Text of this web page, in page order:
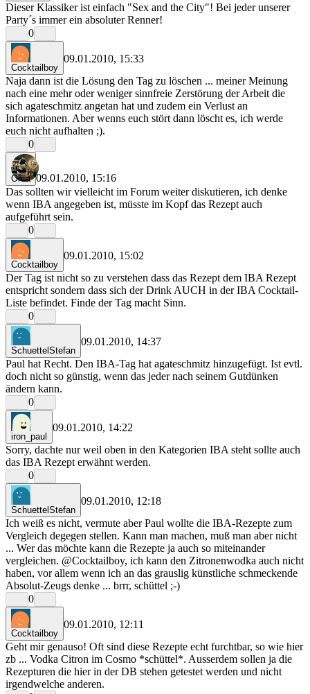
Dieser Klassiker ist einfach "Sex and the City"! Bei jeder unserer
Party´s immer ein absoluter Renner!
0
Cocktailboy
09.01.2010, 15:33
Naja dann ist die Lösung den Tag zu löschen ... meiner Meinung
nach eine mehr oder weniger sinnfreie Zerstörung der Arbeit die
sich agateschmitz angetan hat und zudem ein Verlust an
Informationen. Aber wenns euch stört dann löscht es, ich werde
euch nicht aufhalten ;).
0
Orca 09.01.2010, 15:16
Das sollten wir vielleicht im Forum weiter diskutieren, ich denke
wenn IBA angegeben ist, müsste im Kopf das Rezept auch
aufgeführt sein.
0
Cocktailboy
09.01.2010, 15:02
Der Tag ist nicht so zu verstehen dass das Rezept dem IBA Rezept
entspricht sondern dass sich der Drink AUCH in der IBA Cocktail-
Liste befindet. Finde der Tag macht Sinn.
0
SchuettelStefan
09.01.2010, 14:37
Paul hat Recht. Den IBA-Tag hat agateschmitz hinzugefügt. Ist evtl.
doch nicht so günstig, wenn das jeder nach seinem Gutdünken
ändern kann.
0
iron_paul
09.01.2010, 14:22
Sorry, dachte nur weil oben in den Kategorien IBA steht sollte auch
das IBA Rezept erwähnt werden.
0
SchuettelStefan
09.01.2010, 12:18
Ich weiß es nicht, vermute aber Paul wollte die IBA-Rezepte zum
Vergleich degegen stellen. Kann man machen, muß man aber nicht
... Wer das möchte kann die Rezepte ja auch so miteinander
vergleichen. @Cocktailboy, ich kann den Zitronenwodka auch nicht
haben, vor allem wenn ich an das grauslig künstliche schmeckende
Absolut-Zeugs denke ... brrr, schüttel ;-)
0
Cocktailboy
09.01.2010, 12:11
Geht mir genauso! Oft sind diese Rezepte echt furchtbar, so wie hier
zb ... Vodka Citron im Cosmo *schüttel*. Ausserdem sollen ja die
Rezepturen die hier in der DB stehen getestet werden und nicht
irgendwelche anderen.